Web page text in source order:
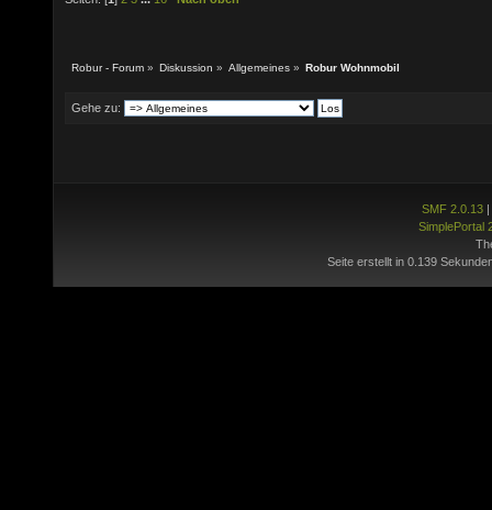
Robur - Forum » Diskussion » Allgemeines » Robur Wohnmobil
Gehe zu:
SMF 2.0.13|
SimplePortal
Seite erstellt in 0.139